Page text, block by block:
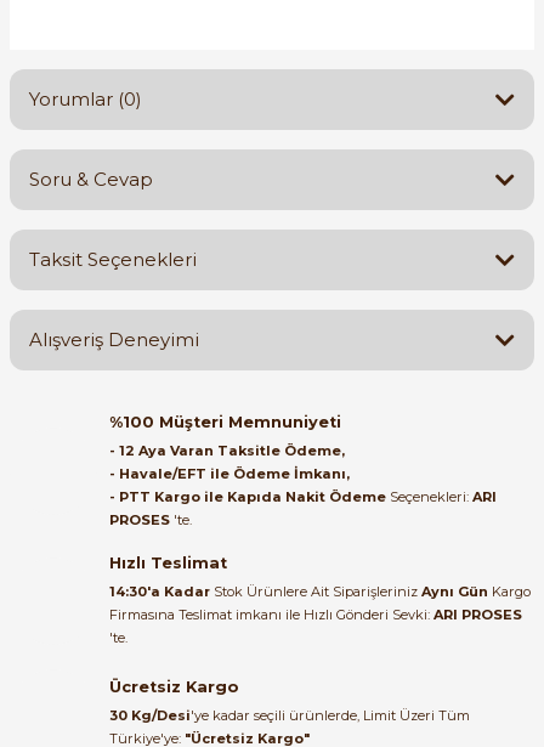
Yorumlar (0)
Bu ürüne ilk yorumu siz yapın!
Soru & Cevap
Ürün hakkında henüz soru sorulmamış.
Taksit Seçenekleri
Alışveriş Deneyimi
Orijinal kutusuyla ertesi gün
ulaştı elimize. Teşekkürler.
B... A... | 27/06/2026
bundan mehmet bey ilgi ve
alakası için teşekkür ederim
muhammed demirci |
Ürün elime eksiksiz ve hasarsız
ulaştı. Paketleme özenliydi,
%100 Müşteri Memnuniyeti
- 12 Aya Varan Taksitle Ödeme,
- Havale/EFT ile Ödeme İmkanı,
- PTT Kargo ile Kapıda Nakit Ödeme Seçenekleri: ARI
PROSES 'te.
Hızlı Teslimat
14:30'a Kadar Stok Ürünlere Ait Siparişleriniz Aynı Gün Kargo
Firmasına Teslimat imkanı ile Hızlı Gönderi Sevki: ARI PROSES
'te.
Ücretsiz Kargo
30 Kg/Desi'ye kadar seçili ürünlerde, Limit Üzeri Tüm
Türkiye'ye: "Ücretsiz Kargo"